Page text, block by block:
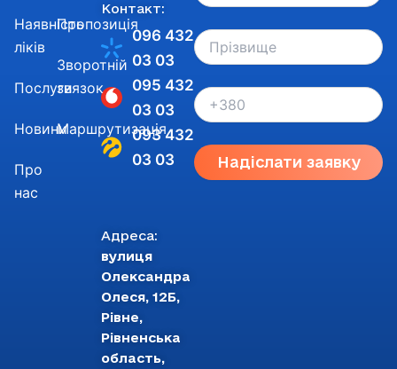
Адреса:
вулиця
Олександра
Олеся, 12Б,
Рівне,
Рівненська
область,
Контакт:
096 432
03 03
095 432
03 03
093 432
03 03
Наявність
ліків
Послуги
Новини
Про
нас
Пропозиція
Зворотній
звязок
Маршрутизація
Надіслати заявку